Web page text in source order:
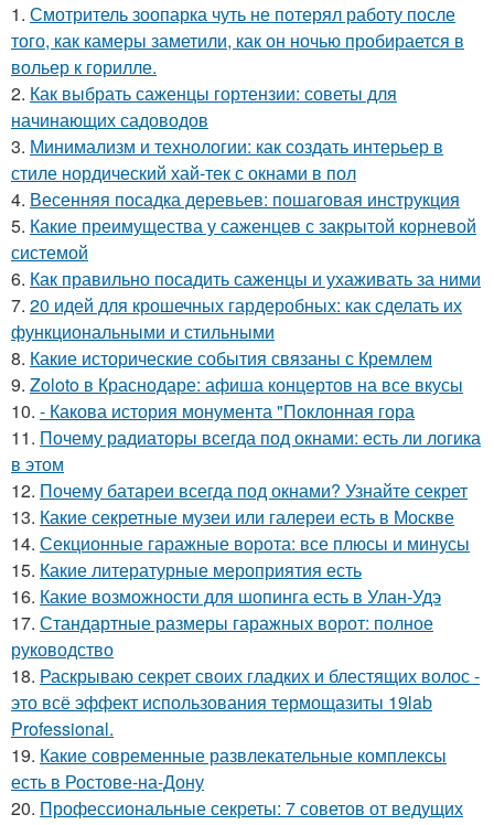
1. Смотритель зоопарка чуть не потерял работу после
того, как камеры заметили, как он ночью пробирается в
вольер к горилле.
2. Как выбрать саженцы гортензии: советы для
начинающих садоводов
3. Минимализм и технологии: как создать интерьер в
стиле нордический хай-тек с окнами в пол
4. Весенняя посадка деревьев: пошаговая инструкция
5. Какие преимущества у саженцев с закрытой корневой
системой
6. Как правильно посадить саженцы и ухаживать за ними
7. 20 идей для крошечных гардеробных: как сделать их
функциональными и стильными
8. Какие исторические события связаны с Кремлем
9. Zoloto в Краснодаре: афиша концертов на все вкусы
10. - Какова история монумента "Поклонная гора
11. Почему радиаторы всегда под окнами: есть ли логика
в этом
12. Почему батареи всегда под окнами? Узнайте секрет
13. Какие секретные музеи или галереи есть в Москве
14. Секционные гаражные ворота: все плюсы и минусы
15. Какие литературные мероприятия есть
16. Какие возможности для шопинга есть в Улан-Удэ
17. Стандартные размеры гаражных ворот: полное
руководство
18. Раскрываю секрет своих гладких и блестящих волос -
это всё эффект использования термощазиты 19lab
Professional.
19. Какие современные развлекательные комплексы
есть в Ростове-на-Дону
20. Профессиональные секреты: 7 советов от ведущих